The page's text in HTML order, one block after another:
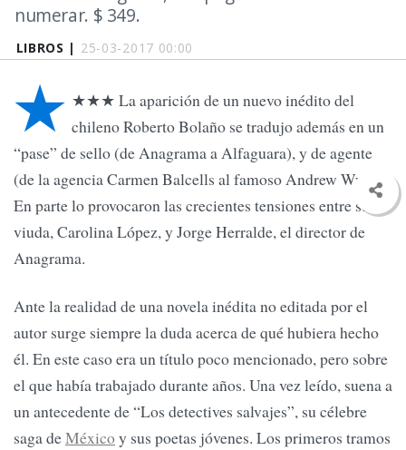
LIBROS | 25-03-2017 00:00
numerar. $ 349.
★ ★★★ La aparición de un nuevo inédito del
chileno Roberto Bolaño se tradujo además en un
“pase” de sello (de Anagrama a Alfaguara), y de agente
(de la agencia Carmen Balcells al famoso Andrew Wylie).
En parte lo provocaron las crecientes tensiones entre su
viuda, Carolina López, y Jorge Herralde, el director de
Anagrama.
Ante la realidad de una novela inédita no editada por el
autor surge siempre la duda acerca de qué hubiera hecho
él. En este caso era un título poco mencionado, pero sobre
el que había trabajado durante años. Una vez leído, suena a
un antecedente de “Los detectives salvajes”, su célebre
saga deMéxicoy sus poetas jóvenes. Los primeros tramos